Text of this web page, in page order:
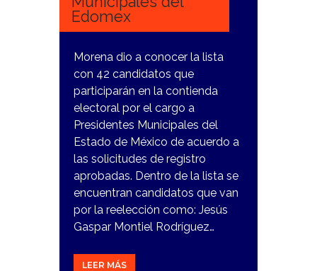
Edomex
Morena dio a conocer la lista
con 42 candidatos que
participarán en la contienda
electoral por el cargo a
Presidentes Municipales del
Estado de México de acuerdo a
las solicitudes de registro
aprobadas. Dentro de la lista se
encuentran candidatos que van
por la reelección como: Jesús
Gaspar Montiel Rodríguez…
LEER MÁS